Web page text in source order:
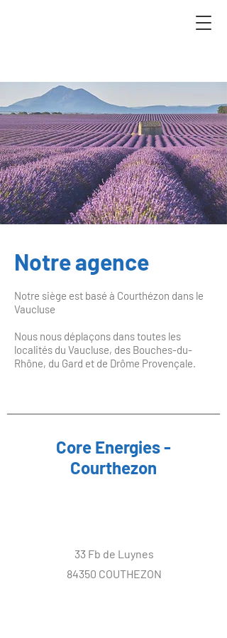
Notre agence
Notre siège est basé à Courthézon dans le
Vaucluse
Nous nous déplaçons dans toutes les
localités du Vaucluse, des Bouches-du-
Rhône, du Gard et de Drôme Provençale.
Core Energies -
Courthezon
33 Fb de Luynes
84350 COUTHEZON